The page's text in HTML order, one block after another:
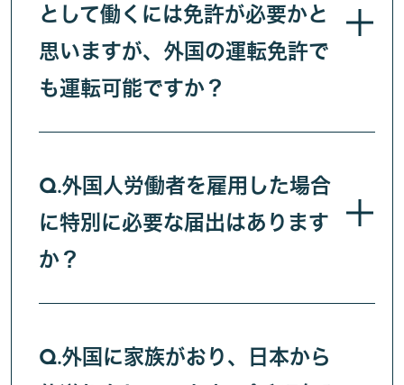
として働くには免許が必要かと
思いますが、外国の運転免許で
も運転可能ですか？
Q.外国人労働者を雇用した場合
に特別に必要な届出はあります
か？
Q.外国に家族がおり、日本から